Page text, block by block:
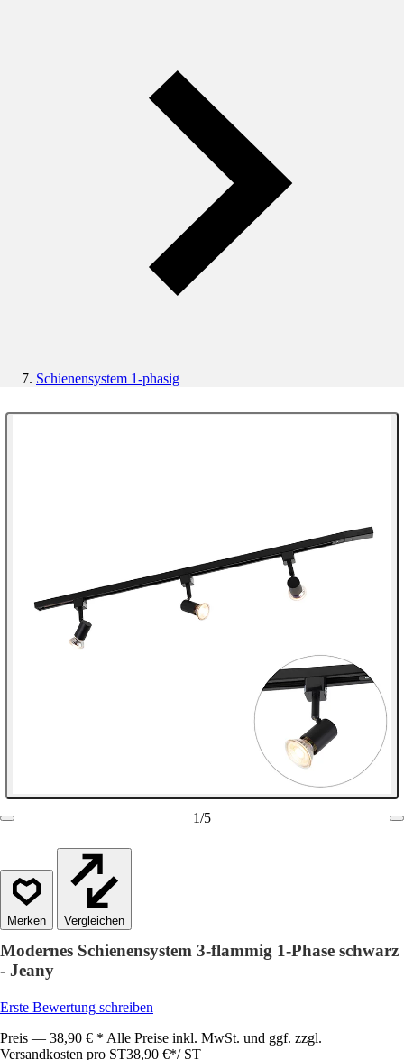
Schienensystem 1-phasig
1/5
Vergleichen
Modernes Schienensystem 3-flammig 1-Phase schwarz
- Jeany
Erste Bewertung schreiben
Preis — 38,90 € * Alle Preise inkl. MwSt. und ggf. zzgl.
Versandkosten pro ST38,90 €*/ ST